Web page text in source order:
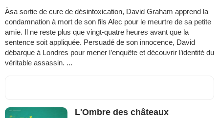
Àsa sortie de cure de désintoxication, David Graham apprend la
condamnation à mort de son fils Alec pour le meurtre de sa petite
amie. Il ne reste plus que vingt-quatre heures avant que la
sentence soit appliquée. Persuadé de son innocence, David
débarque à Londres pour mener l’enquête et découvrir l’identité du
véritable assassin. ...
L'Ombre des châteaux